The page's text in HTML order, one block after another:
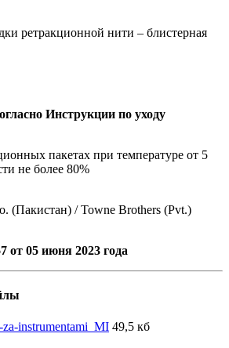
ретракционной нити – блистерная
Инструкции по уходу
пакетах при температуре от 5
не более 80%
(Пакистан) / Towne Brothers (Pvt.)
от 05 июня 2023 года
instrumentami_MI 49,5 кб